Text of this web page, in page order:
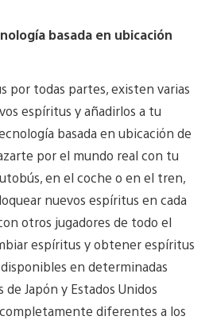
basada en ubicación
por todas partes, existen varias
espíritus y añadirlos a tu
basada en ubicación de
por el mundo real con tu
en el coche o en el tren,
nuevos espíritus en cada
otros jugadores de todo el
espíritus y obtener espíritus
en determinadas
Japón y Estados Unidos
diferentes a los